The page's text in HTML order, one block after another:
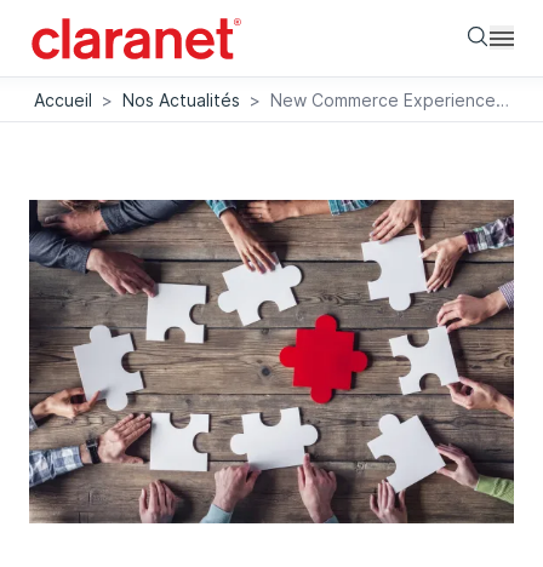
Accueil > Nos Actualités > New Commerce Experience (NCE) de Microsoft pour CSP